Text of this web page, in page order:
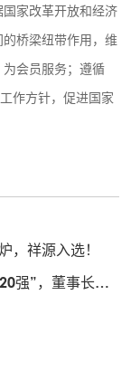
家改革开放和经济
桥梁纽带作用，维
会员服务；遵循
作方针，促进国家
，祥源入选！
长俞发祥应邀参会